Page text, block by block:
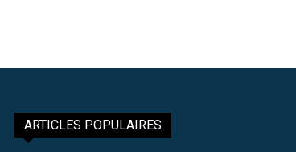
ARTICLES POPULAIRES